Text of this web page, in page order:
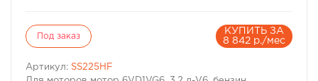
Под заказ
КУПИТЬ ЗА
8 842 р./мес
Артикул: SS225HF